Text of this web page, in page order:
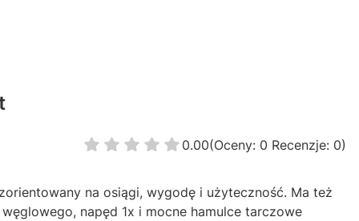
0.00(Oceny: 0 Recenzje: 0)
Przejdź do sekcji Opinie
na osiągi, wygodę i użyteczność. Ma też
napęd 1x i mocne hamulce tarczowe